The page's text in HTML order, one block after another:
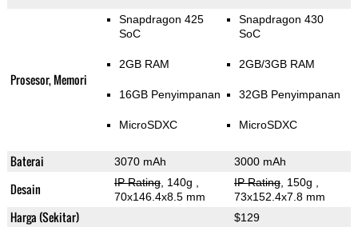
Prosesor, Memori
Snapdragon 425
SoC
2GB RAM
16GB Penyimpanan
MicroSDXC
Snapdragon 430
SoC
2GB/3GB RAM
32GB Penyimpanan
MicroSDXC
Baterai 3070 mAh 3000 mAh
Desain IP Rating, 140g
70x146.4x8.5 mm
IP Rating, 150g
73x152.4x7.8 mm
Harga (Sekitar) $129